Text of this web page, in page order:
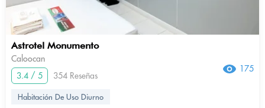
Astrotel Monumento
Caloocan
3.4 / 5
354 Reseñas
175
Habitación De Uso Diurno